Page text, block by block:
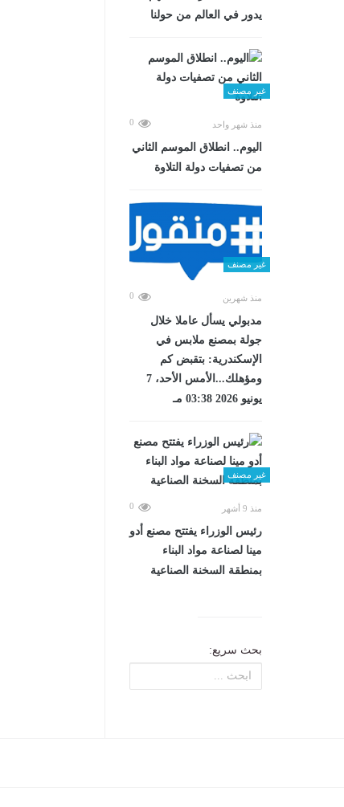
يدور في العالم من حولنا
غير مصنف
منذ شهر واحد 0
اليوم.. انطلاق الموسم الثاني
من تصفيات دولة التلاوة
غير مصنف
منذ شهرين 0
مدبولي يسأل عاملا خلال
جولة بمصنع ملابس في
الإسكندرية: بتقبض كم
ومؤهلك...الأمس الأحد، 7
يونيو 2026 03:38 مـ
غير مصنف
منذ 9 أشهر 0
رئيس الوزراء يفتتح مصنع أدو
مينا لصناعة مواد البناء
بمنطقة السخنة الصناعية
بحث سريع: